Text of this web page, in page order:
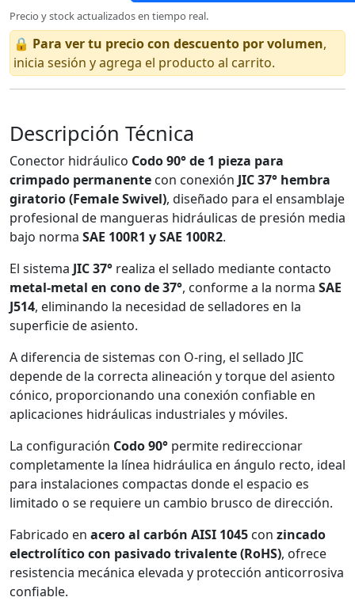
Precio y stock actualizados en tiempo real.
🔒 Para ver tu precio con descuento por volumen,
inicia sesión y agrega el producto al carrito.
Descripción Técnica
Conector hidráulico Codo 90° de 1 pieza para
crimpado permanente con conexión JIC 37° hembra
giratorio (Female Swivel), diseñado para el ensamblaje
profesional de mangueras hidráulicas de presión media
bajo norma SAE 100R1 y SAE 100R2.
El sistema JIC 37° realiza el sellado mediante contacto
metal-metal en cono de 37°, conforme a la norma SAE
J514, eliminando la necesidad de selladores en la
superficie de asiento.
A diferencia de sistemas con O-ring, el sellado JIC
depende de la correcta alineación y torque del asiento
cónico, proporcionando una conexión confiable en
aplicaciones hidráulicas industriales y móviles.
La configuración Codo 90° permite redireccionar
completamente la línea hidráulica en ángulo recto, ideal
para instalaciones compactas donde el espacio es
limitado o se requiere un cambio brusco de dirección.
Fabricado en acero al carbón AISI 1045 con zincado
electrolítico con pasivado trivalente (RoHS), ofrece
resistencia mecánica elevada y protección anticorrosiva
confiable.